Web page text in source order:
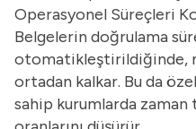
Operasyonel Süreçleri
Belgelerin doğrulama
otomatikleştirildiğinde,
ortadan kalkar. Bu da
sahip kurumlarda